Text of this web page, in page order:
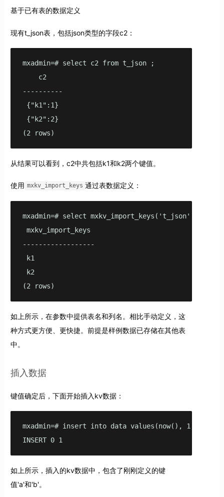
基于已有表的数据定义
现有t_json表，包括json类型的字段c2：
mxadmin=# select c2 from t_json ;
    c2
----------
{"k1":1}
{"k2":2}
(2 rows)
从结果可以看到，c2中共包括k1和k2两个键值。
使用 mxkv_import_keys 通过表数据定义：
mxadmin=# select
mxkv_import_keys
------------------
k1
k2
(2 rows)
如上所示，在参数中提供表名和列名。相比手动定义，这
种方式更方便、更快捷。前提是样例数据已存储在其他表
中。
插入数据
键值确定后，下面开始插入kv数据：
mxadmin=# insert into data values(now(), 1,
INSERT 0 1
如上所示，插入的kv数据中，包含了刚刚定义的键
值'a'和'b'。